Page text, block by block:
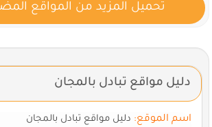
تحميل المزيد من المواقع
دليل مواقع تبادل بالمجان
اسم الموقع:دليل مواقع تبادل بالمجان